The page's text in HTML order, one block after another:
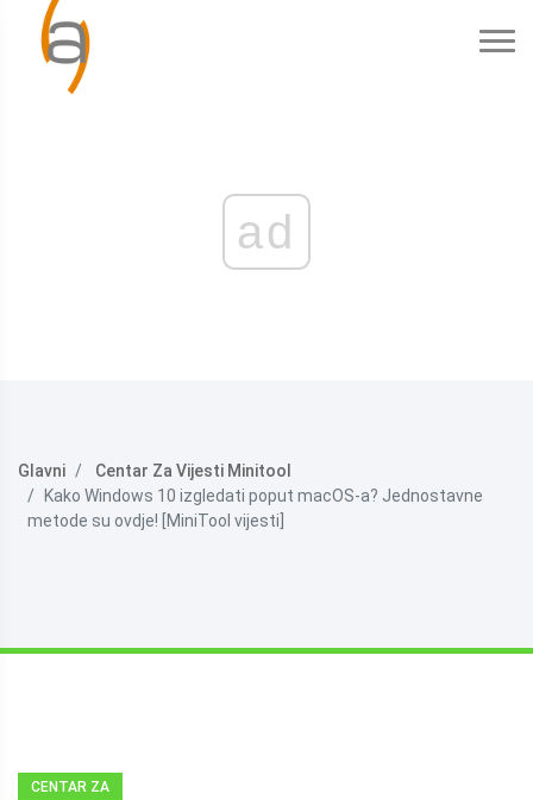
ad
Glavni
Centar Za Vijesti Minitool
Kako Windows 10 izgledati poput macOS-a? Jednostavne
metode su ovdje! [MiniTool vijesti]
CENTAR ZA